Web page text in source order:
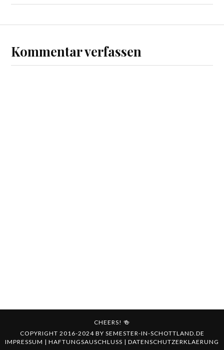
Kommentar verfassen
CHEERS! 🍻
COPYRIGHT 2016-2024 BY SEMESTER-IN-SCHOTTLAND.DE
IMPRESSUM | HAFTUNGSAUSCHLUSS | DATENSCHUTZERKLAERUNG